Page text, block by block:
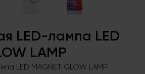
LED-лампа LED
LAMP
LED MAGNET GLOW LAMP